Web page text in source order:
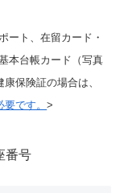
ート、在留カード・
本台帳カード（写真
保険証の場合は、
要です。>
番号